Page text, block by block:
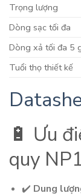
Trọng lượng
Dòng sạc tối đa
Dòng xả tối đa 5
Tuổi thọ thiết kế
🔋 Ưu
quy
✔️ Dung